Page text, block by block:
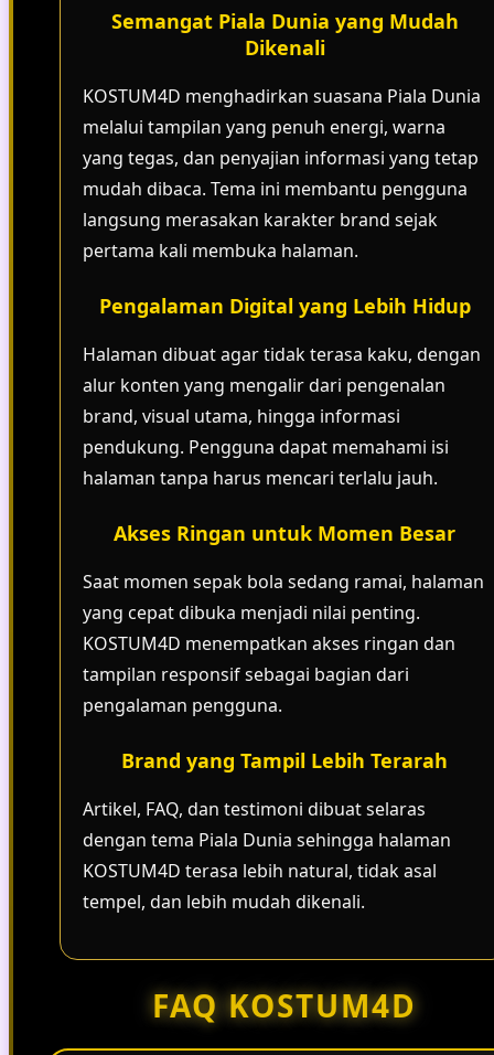
Semangat Piala Dunia yang Mudah
Dikenali
KOSTUM4D menghadirkan suasana Piala Dunia
melalui tampilan yang penuh energi, warna
yang tegas, dan penyajian informasi yang tetap
mudah dibaca. Tema ini membantu pengguna
langsung merasakan karakter brand sejak
pertama kali membuka halaman.
Pengalaman Digital yang Lebih Hidup
Halaman dibuat agar tidak terasa kaku, dengan
alur konten yang mengalir dari pengenalan
brand, visual utama, hingga informasi
pendukung. Pengguna dapat memahami isi
halaman tanpa harus mencari terlalu jauh.
Akses Ringan untuk Momen Besar
Saat momen sepak bola sedang ramai, halaman
yang cepat dibuka menjadi nilai penting.
KOSTUM4D menempatkan akses ringan dan
tampilan responsif sebagai bagian dari
pengalaman pengguna.
Brand yang Tampil Lebih Terarah
Artikel, FAQ, dan testimoni dibuat selaras
dengan tema Piala Dunia sehingga halaman
KOSTUM4D terasa lebih natural, tidak asal
tempel, dan lebih mudah dikenali.
FAQ KOSTUM4D